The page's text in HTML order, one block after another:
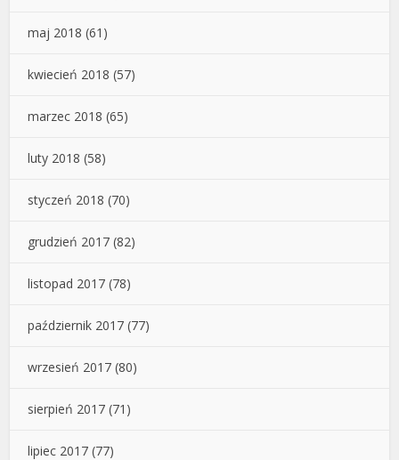
maj 2018 (61)
kwiecień 2018 (57)
marzec 2018 (65)
luty 2018 (58)
styczeń 2018 (70)
grudzień 2017 (82)
listopad 2017 (78)
październik 2017 (77)
wrzesień 2017 (80)
sierpień 2017 (71)
lipiec 2017 (77)